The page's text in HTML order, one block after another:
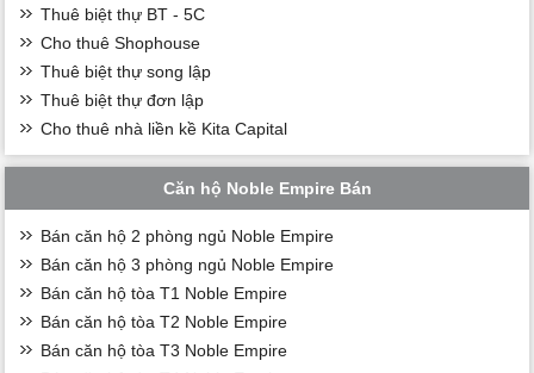
Thuê biệt thự BT - 5C
Cho thuê Shophouse
Thuê biệt thự song lập
Thuê biệt thự đơn lập
Cho thuê nhà liền kề Kita Capital
Căn hộ Noble Empire Bán
Bán căn hộ 2 phòng ngủ Noble Empire
Bán căn hộ 3 phòng ngủ Noble Empire
Bán căn hộ tòa T1 Noble Empire
Bán căn hộ tòa T2 Noble Empire
Bán căn hộ tòa T3 Noble Empire